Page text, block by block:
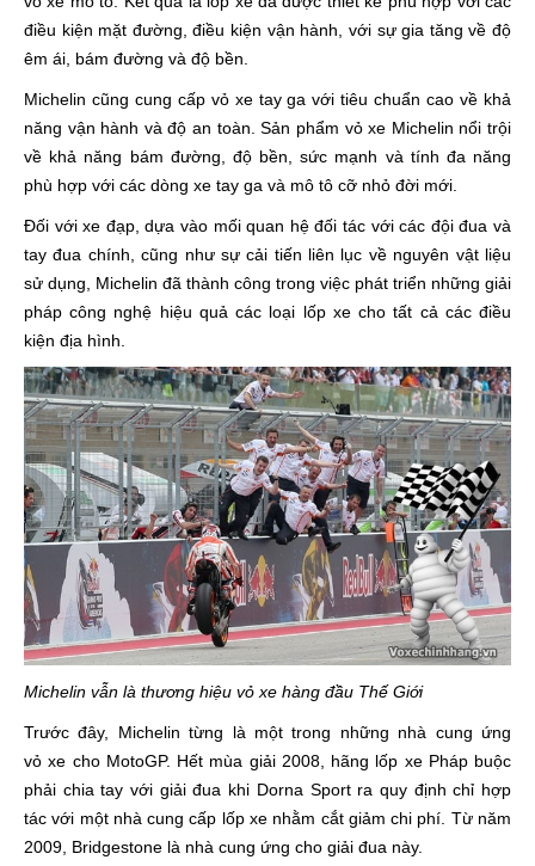
điều kiện mặt đường, điều kiện vận hành, với sự gia tăng về độ
êm ái, bám đường và độ bền.
Michelin cũng cung cấp vỏ xe tay ga với tiêu chuẩn cao về khả
năng vận hành và độ an toàn. Sản phẩm vỏ xe Michelin nổi trội
về khả năng bám đường, độ bền, sức mạnh và tính đa năng
phù hợp với các dòng xe tay ga và mô tô cỡ nhỏ đời mới.
Đối với xe đạp, dựa vào mối quan hệ đối tác với các đội đua và
tay đua chính, cũng như sự cải tiến liên lục về nguyên vật liệu
sử dụng, Michelin đã thành công trong việc phát triển những giải
pháp công nghệ hiệu quả các loại lốp xe cho tất cả các điều
kiện địa hình.
Michelin vẫn là thương hiệu vỏ xe hàng đầu Thế Giới
Trước đây, Michelin từng là một trong những nhà cung ứng
vỏ xe cho MotoGP. Hết mùa giải 2008, hãng lốp xe Pháp buộc
phải chia tay với giải đua khi Dorna Sport ra quy định chỉ hợp
tác với một nhà cung cấp lốp xe nhằm cắt giảm chi phí. Từ năm
2009, Bridgestone là nhà cung ứng cho giải đua này.